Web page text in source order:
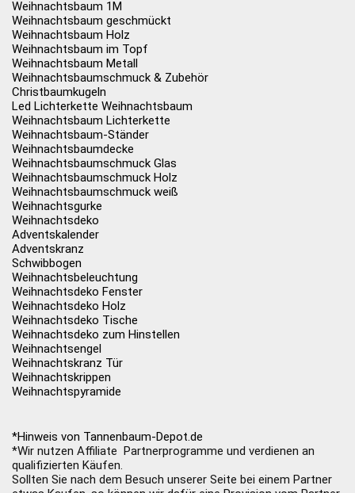
Weihnachtsbaum 1M
Weihnachtsbaum geschmückt
Weihnachtsbaum Holz
Weihnachtsbaum im Topf
Weihnachtsbaum Metall
Weihnachtsbaumschmuck & Zubehör
Christbaumkugeln
Led Lichterkette Weihnachtsbaum
Weihnachtsbaum Lichterkette
Weihnachtsbaum-Ständer
Weihnachtsbaumdecke
Weihnachtsbaumschmuck Glas
Weihnachtsbaumschmuck Holz
Weihnachtsbaumschmuck weiß
Weihnachtsgurke
Weihnachtsdeko
Adventskalender
Adventskranz
Schwibbogen
Weihnachtsbeleuchtung
Weihnachtsdeko Fenster
Weihnachtsdeko Holz
Weihnachtsdeko Tische
Weihnachtsdeko zum Hinstellen
Weihnachtsengel
Weihnachtskranz Tür
Weihnachtskrippen
Weihnachtspyramide
*Hinweis von Tannenbaum-Depot.de
*Wir nutzen Affiliate Partnerprogramme und verdienen an
qualifizierten Käufen.
Sollten Sie nach dem Besuch unserer Seite bei einem Partner